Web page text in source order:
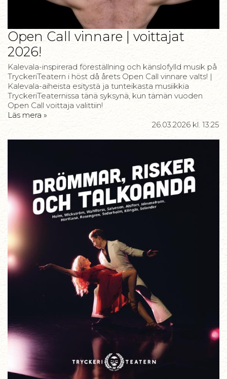
Open Call vinnare | voittajat
2026!
Kalevala-inspirerad föreställning och känslofylld musik på
TryckeriTeatern i höst då årets Open Call vinnare valts! |
Kalevala-aiheista esitystä ja tunteikasta musiikkia
TryckeriTeaternissa tänä syksynä, kun tämän vuoden
Open Call voittaja valittiin!
Läs mera »
26.03.2026 kl. 13:25